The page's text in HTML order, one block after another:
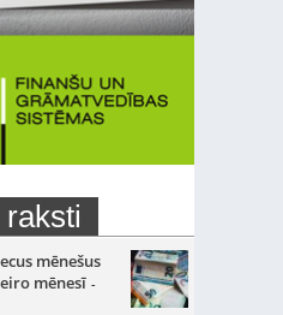
mēnešus
mēnesī -